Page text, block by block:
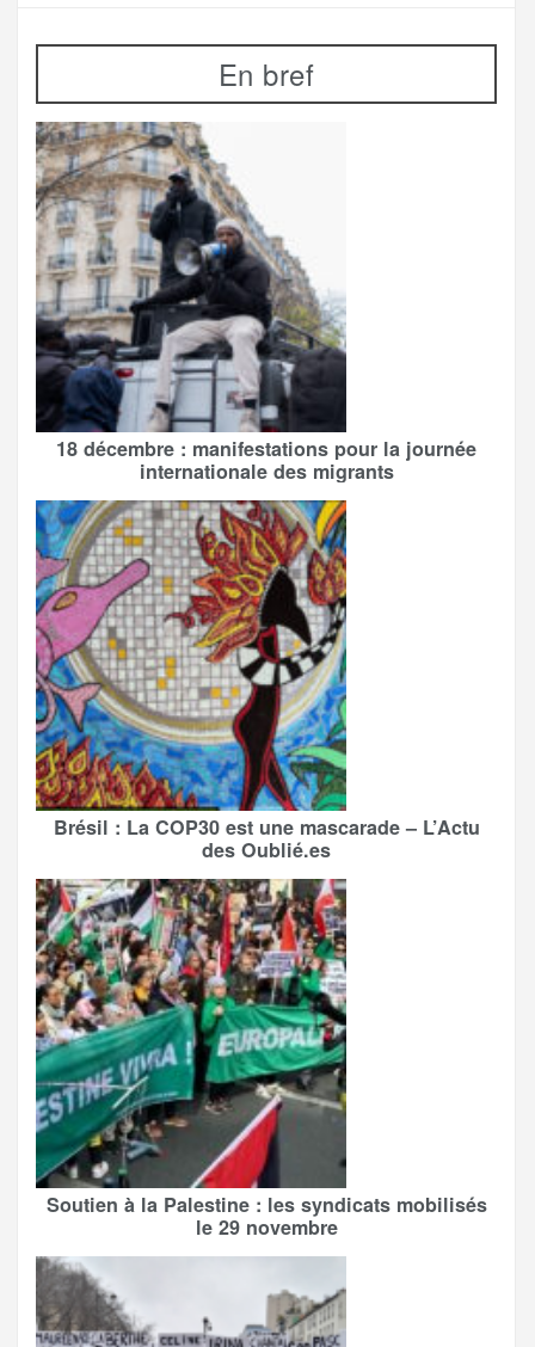
En bref
18 décembre : manifestations pour la journée
internationale des migrants
Brésil : La COP30 est une mascarade – L’Actu
des Oublié.es
Soutien à la Palestine : les syndicats mobilisés
le 29 novembre